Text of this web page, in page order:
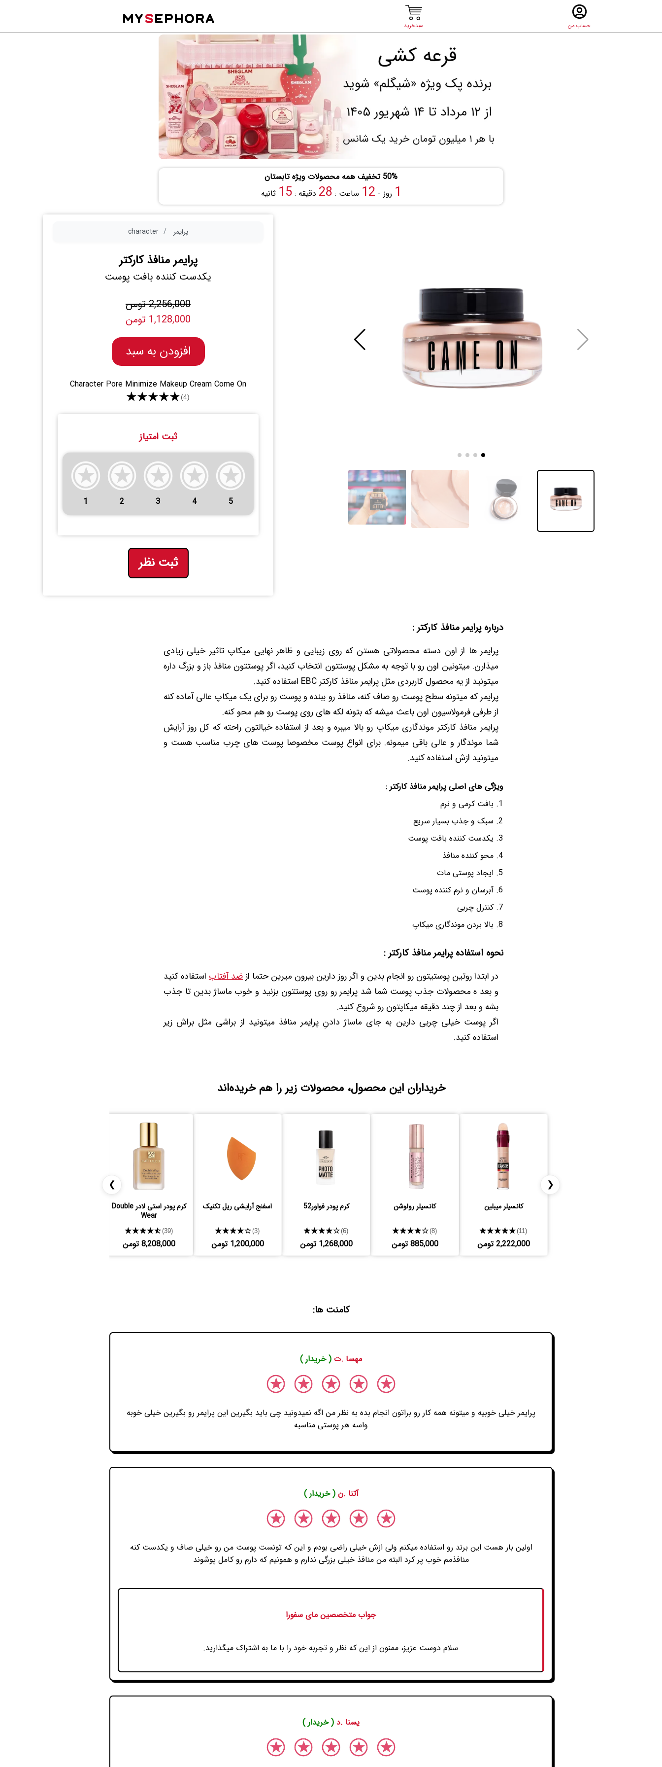
حساب من سبدخرید
MYSEPHORA
50% تخفیف همه محصولات ویژه تابستان
1 روز - 12 ساعت : 28 دقیقه :14 ثانیه
پرایمر character
پرایمر منافذ کارکتر
یکدست کننده بافت پوست
2,256,000 تومن
1,128,000 تومن
افزودن به سبد
Character Pore Minimize Makeup Cream Come On
★★★★★(4)
ثبت امتیاز
1 2 3 4 5
ثبت نظر
درباره پرایمر منافذ کارکتر :
پرایمر ها از اون دسته محصولاتی هستن که روی زیبایی و ظاهر نهایی میکاپ تاثیر خیلی زیادی
میذارن. میتونین اون رو با توجه به مشکل پوستتون انتخاب کنید، اگر پوستتون منافذ باز و بزرگ داره
میتونید از یه محصول کاربردی مثل پرایمر منافذ کارکتر EBC استفاده کنید.
پرایمر که میتونه سطح پوست رو صاف کنه، منافذ رو ببنده و پوست رو برای یک میکاپ عالی آماده کنه
از طرفی فرمولاسیون اون باعث میشه که بتونه لکه های روی پوست رو هم محو کنه.
پرایمر منافذ کارکتر موندگاری میکاپ رو بالا میبره و بعد از استفاده خیالتون راحته که کل روز آرایش
شما موندگار و عالی باقی میمونه. برای انواع پوست مخصوصا پوست های چرب مناسب هست و
میتونید ازش استفاده کنید.
ویژگی های اصلی پرایمر منافذ کارکتر :
بافت کرمی و نرم
سبک و جذب بسیار سریع
یکدست کننده بافت پوست
محو کننده منافذ
ایجاد پوستی مات
آبرسان و نرم کننده پوست
کنترل چربی
بالا بردن موندگاری میکاپ
نحوه استفاده پرایمر منافذ کارکتر :
در ابتدا روتین پوستیتون رو انجام بدین و اگر روز دارین بیرون میرین حتما از ضد آفتاب استفاده کنید
و بعد ه محصولات جذب پوست شما شد پرایمر رو روی پوستتون بزنید و خوب ماساژ بدین تا جذب
بشه و بعد از چند دقیقه میکاپتون رو شروع کنید.
اگر پوست خیلی چربی دارین به جای ماساژ دادنِ پرایمر منافذ میتونید از براشی مثل براش زیر
استفاده کنید.
خریداران این محصول، محصولات زیر را هم خریده‌اند
❮
کانسیلر میبلین
★★★★★(11)
2,222,000 تومن
کانسیلر رولوشن
★★★★★(8)
885,000 تومن
کرم پودر فواور52
★★★★★(6)
1,268,000 تومن
اسفنج آرایشی ریل تکنیک
★★★★★(3)
1,200,000 تومن
کرم پودر استی لادر Double
Wear
★★★★★(39)
8,208,000 تومن
❯
کامنت ها:
مهسا .ت ( خریدار )
پرایمر خیلی خوبیه و میتونه همه کار رو براتون انجام بده به نظر من اگه نمیدونید چی باید بگیرین این پرایمر رو بگیرین خیلی خوبه
واسه هر پوستی مناسبه
آتنا .ن( خریدار )
اولین بار هست این برند رو استفاده میکنم ولی ازش خیلی راضی بودم و این که تونست پوست من رو خیلی صاف و یکدست کنه
منافذمم خوب پر کرد البته من منافذ خیلی بزرگی ندارم و همونیم که دارم رو کامل پوشوند
جواب متخصصین مای سفورا
سلام دوست عزیز، ممنون از این که نظر و تجربه خود را با ما به اشتراک میگذارید.
یسنا .د ( خریدار )